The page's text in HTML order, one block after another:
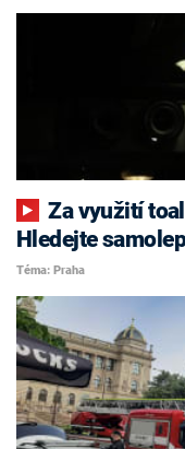
Za využití toalety nemusíte vždycky platit.
Hledejte
Téma: Praha